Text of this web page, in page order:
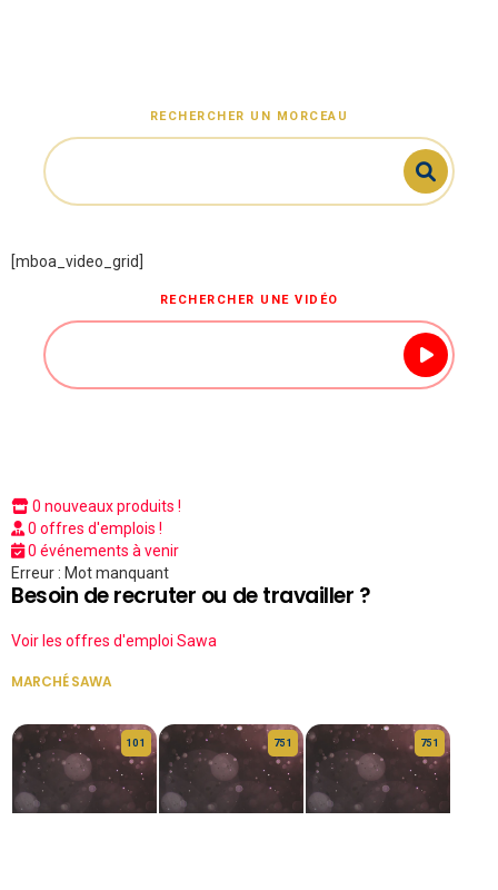
RECHERCHER UN MORCEAU
[mboa_video_grid]
RECHERCHER UNE VIDÉO
0 nouveaux produits !
0 offres d'emplois !
0 événements à venir
Erreur : Mot manquant
Besoin de recruter ou de travailler ?
Voir les offres d'emploi Sawa
MARCHÉ SAWA
10 1 75 1 75 1